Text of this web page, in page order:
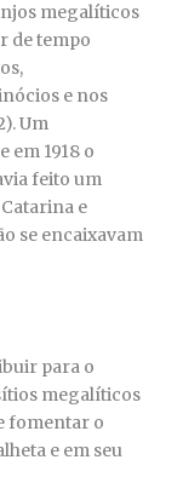
megalíticos
de tempo
e nos
Um
1918 o
feito um
e
se encaixavam
para o
megalíticos
fomentar o
e em seu